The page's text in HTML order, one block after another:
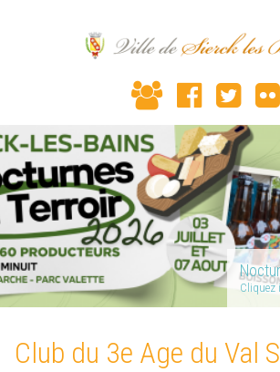
Cliquez
Club du 3e Age du Val